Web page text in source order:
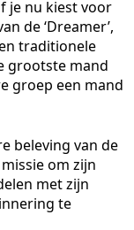
je nu kiest voor
de ‘Dreamer’,
traditionele
grootste mand
groep een mand
beleving van de
om zijn
met zijn
te